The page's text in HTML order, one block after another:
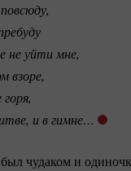
не уйти мне,
взоре,
и в гимне…
чудаком и